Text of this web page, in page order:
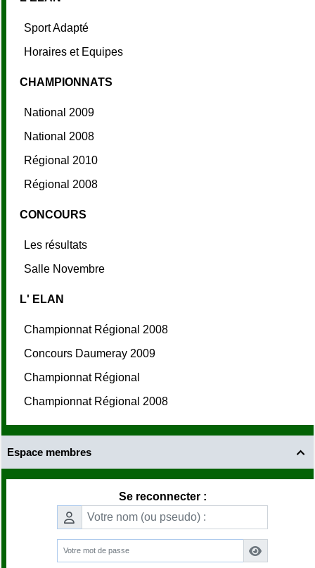
Sport Adapté
Horaires et Equipes
CHAMPIONNATS
National 2009
National 2008
Régional 2010
Régional 2008
CONCOURS
Les résultats
Salle Novembre
L' ELAN
Championnat Régional 2008
Concours Daumeray 2009
Championnat Régional
Championnat Régional 2008

Espace membres
Se reconnecter :